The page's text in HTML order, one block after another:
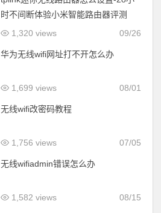
时不间断体验小米智能路由器评测
09/26
1,320 views
华为无线wifi网址打不开怎么办
08/01
1,699 views
无线wifi改密码教程
07/05
1,756 views
无线wifiadmin错误怎么办
08/15
1,582 views